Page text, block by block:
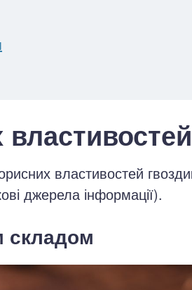
властивостей
властивостей
джерела інформації).
складом